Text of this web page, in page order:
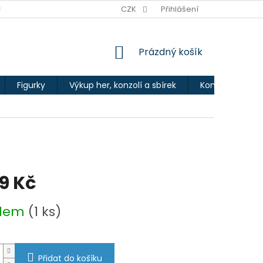
CZK Přihlášení
NÁKUPNÍ
Prázdný košík
Figurky Výkup her, konzolí a sbírek Kontakty
Kč
(1 ks)
Přidat do košíku